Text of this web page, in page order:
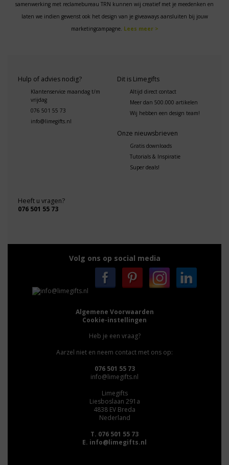
samenwerking met reclamebureau TRN kunnen wij creatief met je meedenken en
laten we indien gewenst ook het design van je giveaways aansluiten bij jouw
marketingcampagne. Lees meer >
Hulp of advies nodig?
Klantenservice maandag t/m
vrijdag
076 501 55 73
info@limegifts.nl
Dit is Limegifts
Altijd direct contact
Meer dan 500.000 artikelen
Wij hebben een design team!
Onze nieuwsbrieven
Gratis downloads
Tutorials & Inspiratie
Super deals!
Heeft u vragen?
076 501 55 73
Volg ons op social media
Algemene Voorwaarden
Cookie-instellingen
Heb je een vraag?
Aarzel niet en neem contact met ons op:
076 501 55 73
info@limegifts.nl
Limegifts
Liesboslaan 291a
4838 EV Breda
Nederland
T. 076 501 55 73
E. info@limegifts.nl